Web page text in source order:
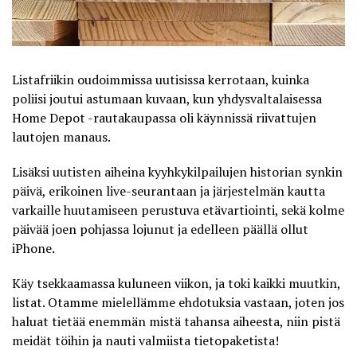
Listafriikin oudoimmissa uutisissa kerrotaan, kuinka
poliisi joutui astumaan kuvaan, kun yhdysvaltalaisessa
Home Depot -rautakaupassa oli käynnissä riivattujen
lautojen manaus.
Lisäksi uutisten aiheina kyyhkykilpailujen historian synkin
päivä, erikoinen live-seurantaan ja järjestelmän kautta
varkaille huutamiseen perustuva etävartiointi, sekä kolme
päivää joen pohjassa lojunut ja edelleen päällä ollut
iPhone.
Käy tsekkaamassa kuluneen viikon, ja toki kaikki muutkin,
listat. Otamme mielellämme ehdotuksia vastaan, joten jos
haluat tietää enemmän mistä tahansa aiheesta, niin pistä
meidät töihin ja nauti valmiista tietopaketista!